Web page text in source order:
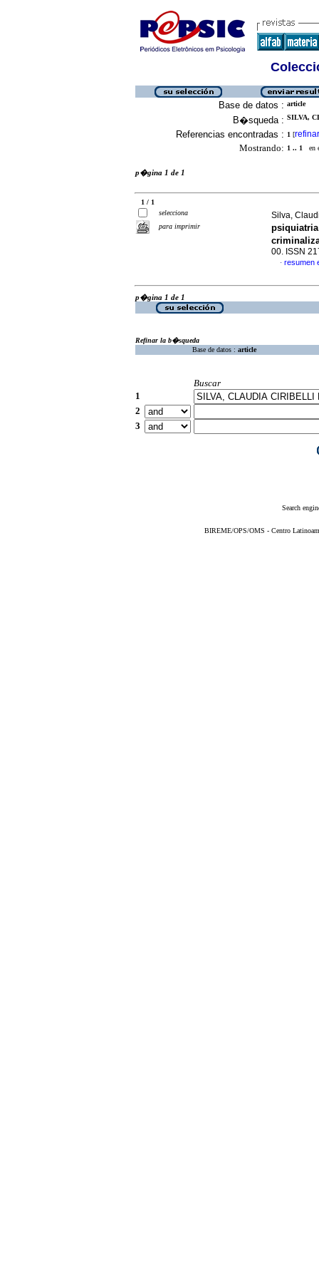
Base de datos : article
B�squeda : SILVA,
Referencias encontradas : 1 [refinar
Mostrando: 1 .. 1 en
p�gina 1 de 1
1 / 1
selecciona
para imprimir
Silva,
00. ISSN
· resumen
p�gina 1 de 1
Refinar la b�squeda
Base de datos : article
Buscar
1
2
3
Search
BIREME/OPS/OMS - Centro